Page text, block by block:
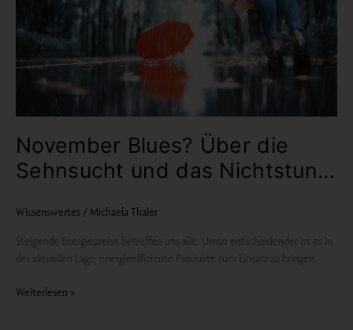
November Blues? Über die
Sehnsucht und das Nichtstun…
Wissenswertes / Michaela Thaler
Steigende Energiepreise betreffen uns alle. Umso entscheidender ist es in
der aktuellen Lage, energieeffiziente Produkte zum Einsatz zu bringen.
Weiterlesen »